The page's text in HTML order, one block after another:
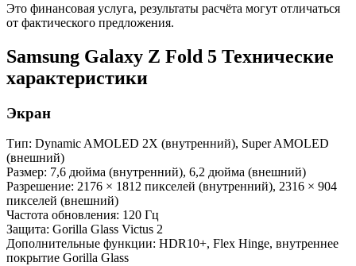
Это финансовая услуга, результаты расчёта могут отличаться
от фактического предложения.
Samsung Galaxy Z Fold 5 Технические
характеристики
Экран
Тип: Dynamic AMOLED 2X (внутренний), Super AMOLED
(внешний)
Размер: 7,6 дюйма (внутренний), 6,2 дюйма (внешний)
Разрешение: 2176 × 1812 пикселей (внутренний), 2316 × 904
пикселей (внешний)
Частота обновления: 120 Гц
Защита: Gorilla Glass Victus 2
Дополнительные функции: HDR10+, Flex Hinge, внутреннее
покрытие Gorilla Glass